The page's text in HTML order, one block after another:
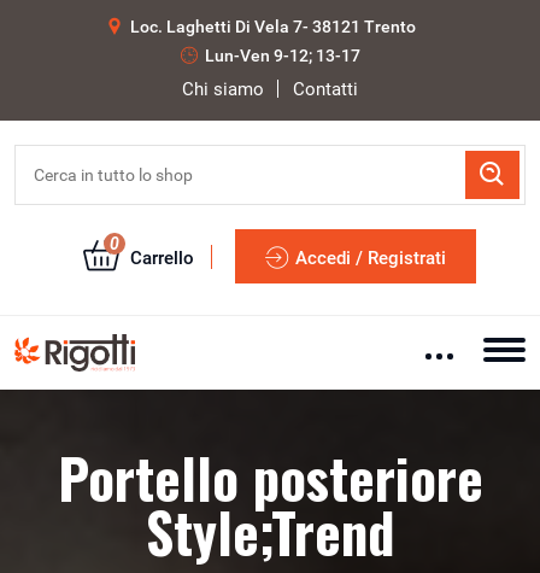
Loc. Laghetti Di Vela 7- 38121 Trento
Lun-Ven 9-12; 13-17
Chi siamo Contatti
0
Carrello Accedi / Registrati
Portello posteriore
Style;Trend